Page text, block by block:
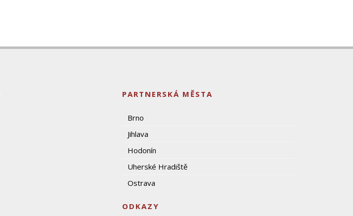
PARTNERSKÁ MĚSTA
Brno
Jihlava
Hodonín
Uherské Hradiště
Ostrava
ODKAZY